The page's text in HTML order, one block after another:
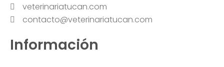
veterinariatucan.com
contacto@veterinariatucan.com
Información